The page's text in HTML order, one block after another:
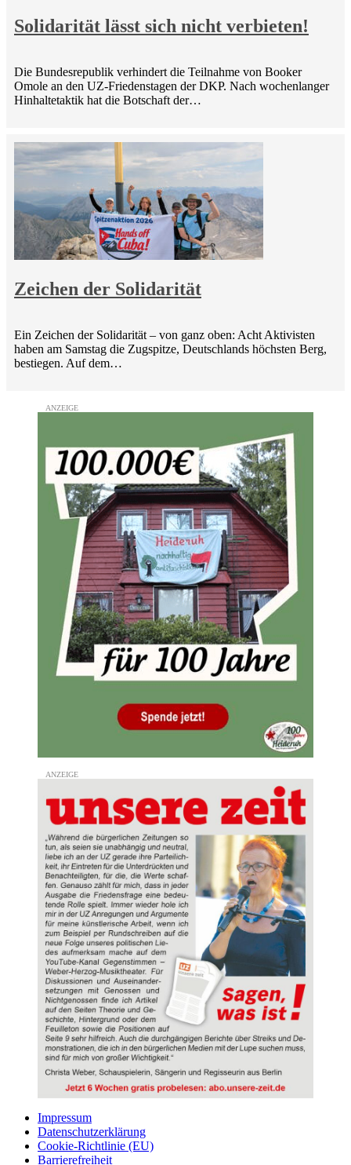
Solidarität lässt sich nicht verbieten!
Die Bundesrepublik verhindert die Teilnahme von Booker
Omole an den UZ-Friedenstagen der DKP. Nach wochenlanger
Hinhaltetaktik hat die Botschaft der…
Zeichen der Solidarität
Ein Zeichen der Solidarität – von ganz oben: Acht Aktivisten
haben am Samstag die Zugspitze, Deutschlands höchsten Berg,
bestiegen. Auf dem…
Impressum
Datenschutzerklärung
Cookie-Richtlinie (EU)
Barrierefreiheit